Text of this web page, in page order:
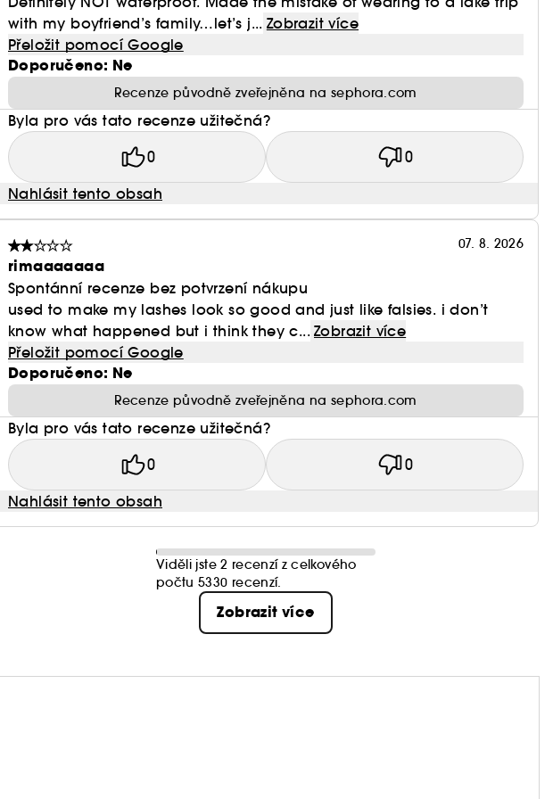
with my boyfriend’s family…let’s j... Zobrazit více
Přeložit pomocí Google
Doporučeno: Ne
Recenze původně zveřejněna na sephora.com
Byla pro vás tato recenze užitečná?
0 0
Nahlásit tento obsah
07. 8. 2026
rimaaaaaaa
Spontánní recenze bez potvrzení nákupu
used to make my lashes look so good and just like falsies. i don’t
know what happened but i think they c... Zobrazit více
Přeložit pomocí Google
Doporučeno: Ne
Recenze původně zveřejněna na sephora.com
Byla pro vás tato recenze užitečná?
0 0
Nahlásit tento obsah
Viděli jste 2 recenzí z celkového
počtu 5330 recenzí.
Zobrazit více